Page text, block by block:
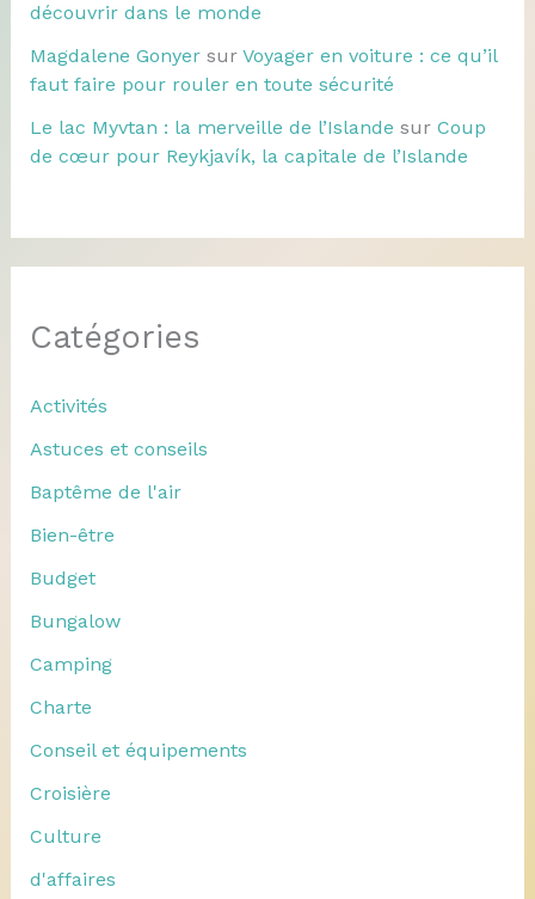
découvrir dans le monde
Magdalene Gonyersur Voyager en voiture : ce qu’il
faut faire pour rouler en toute sécurité
Le lac Myvtan : la merveille de l’Islande sur Coup
de cœur pour Reykjavík, la capitale de l’Islande
Catégories
Activités
Astuces et conseils
Baptême de l'air
Bien-être
Budget
Bungalow
Camping
Charte
Conseil et équipements
Croisière
Culture
d'affaires